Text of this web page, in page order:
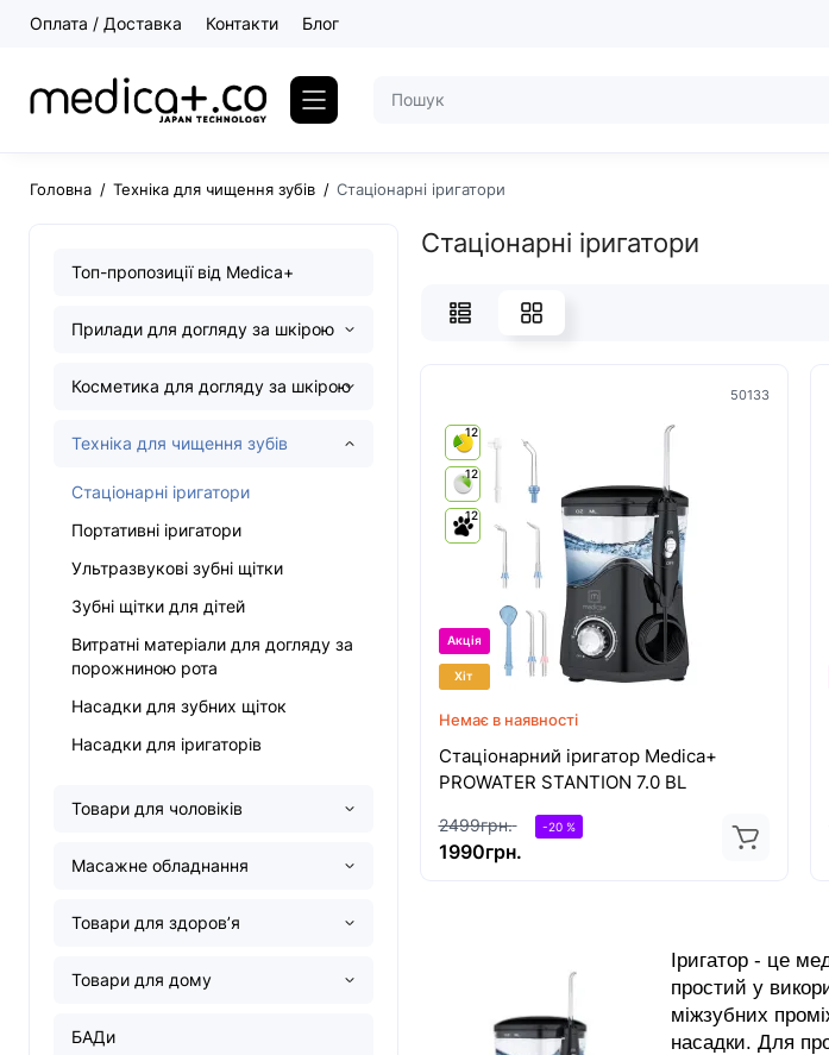
Оплата / Доставка Контакти Блог
Головна Техніка для чищення зубів Стаціонарні іригатори
Топ-пропозиції від Medica+
Прилади для догляду за шкірою
Косметика для догляду за шкірою
Техніка для чищення зубів
Стаціонарні іригатори
Портативні іригатори
Ультразвукові зубні щітки
Зубні щітки для дітей
Витратні матеріали для догляду за
порожниною рота
Насадки для зубних щіток
Насадки для іригаторів
Товари для чоловіків
Масажне обладнання
Товари для здоровʼя
Товари для дому
БАДи
Стаціонарні іригатори
50133
12
12
12
Акція
Хіт
Немає в наявності
Стаціонарний іригатор Medica+
PROWATER STANTION 7.0 BL
2499грн. -20 %
1990грн.
Іригатор - це
простий у
міжзубних
насадки. Для